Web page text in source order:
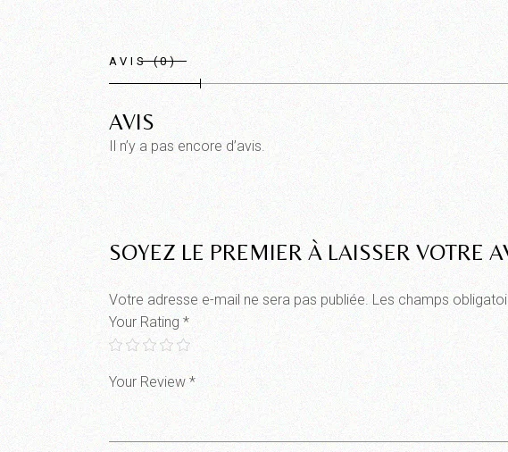
AVIS (0)
AVIS
Il n’y a pas encore d’avis.
SOYEZ LE PREMIER À LAISSER VOTRE
Votre adresse e-mail ne sera pas publiée. Les champs
Your Rating *